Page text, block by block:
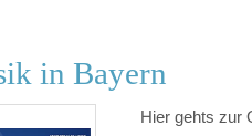
in Bayern
Hier gehts zur